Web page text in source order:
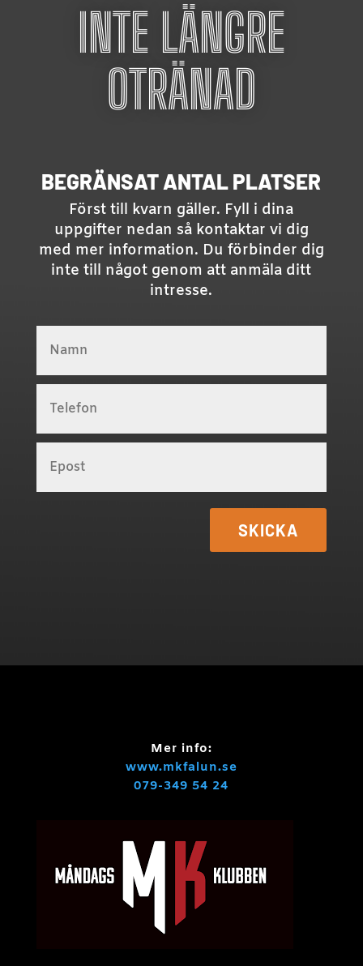
INTE LÄNGRE
OTRÄNAD
BEGRÄNSAT ANTAL PLATSER
Först till kvarn gäller. Fyll i dina
uppgifter nedan så kontaktar vi dig
med mer information. Du förbinder dig
inte till något genom att anmäla ditt
intresse.
SKICKA
Mer info:
www.mkfalun.se
079-349 54 24